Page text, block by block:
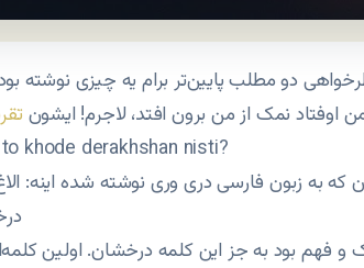
دو مطلب پایین‌تر برام یه چیزی نوشته
اوفتاد نمک از من برون افتد، لاجرم! ایشون
khode derakhshan nisti?
به زبون فارسی دری وری نوشته شده اینه:
و فهم بود به جز این کلمه درخشان. اولین